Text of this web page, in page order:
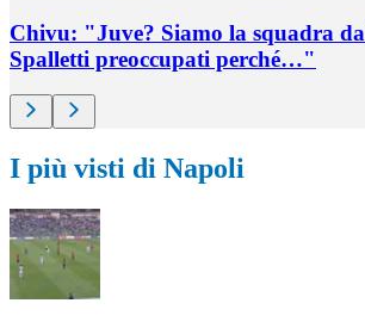
Chivu: "Juve? Siamo la squadra
Spalletti preoccupati perché…"
I più visti di Napoli